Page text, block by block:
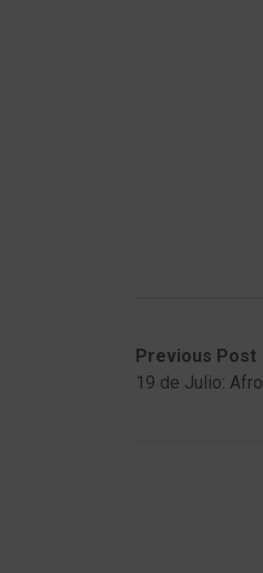
Previous Post
19 de Julio: